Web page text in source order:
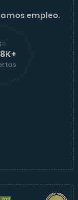
empleo.